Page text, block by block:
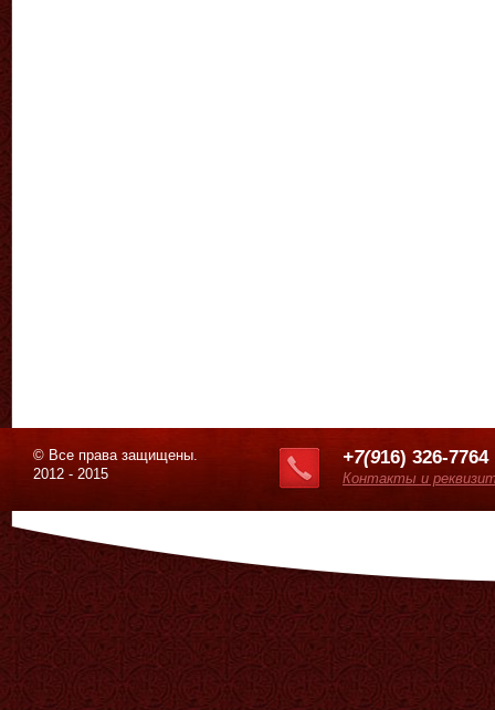
© Все права защищены.
2012 - 2015
+7(916) 326-7764
Контакты и